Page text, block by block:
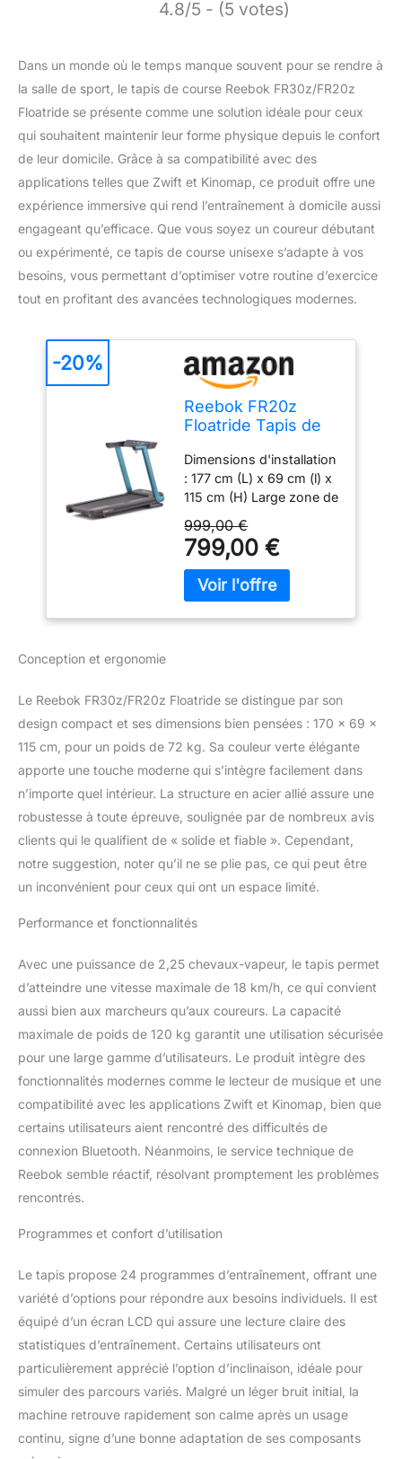
4.8/5 - (5 votes)
Dans un monde où le temps manque souvent pour se rendre à
la salle de sport, le tapis de course Reebok FR30z/FR20z
Floatride se présente comme une solution idéale pour ceux
qui souhaitent maintenir leur forme physique depuis le confort
de leur domicile. Grâce à sa compatibilité avec des
applications telles que Zwift et Kinomap, ce produit offre une
expérience immersive qui rend l’entraînement à domicile aussi
engageant qu’efficace. Que vous soyez un coureur débutant
ou expérimenté, ce tapis de course unisexe s’adapte à vos
besoins, vous permettant d’optimiser votre routine d’exercice
tout en profitant des avancées technologiques modernes.
Reebok FR20z
Floatride Tapis de
Dimensions d'installation
: 177 cm (L) x 69 cm (l) x
115 cm (H) Large zone de
cm (l) vitesse maximale
de 18km/h Charge
maximale : 120 kg
Compatible avec Zwift et
999,00 €
799,00 €
-20%
Conception et ergonomie
Le Reebok FR30z/FR20z Floatride se distingue par son
design compact et ses dimensions bien pensées : 170 x 69 x
115 cm, pour un poids de 72 kg. Sa couleur verte élégante
apporte une touche moderne qui s’intègre facilement dans
n’importe quel intérieur. La structure en acier allié assure une
robustesse à toute épreuve, soulignée par de nombreux avis
clients qui le qualifient de « solide et fiable ». Cependant,
notre suggestion, noter qu’il ne se plie pas, ce qui peut être
un inconvénient pour ceux qui ont un espace limité.
Performance et fonctionnalités
Avec une puissance de 2,25 chevaux-vapeur, le tapis permet
d’atteindre une vitesse maximale de 18 km/h, ce qui convient
aussi bien aux marcheurs qu’aux coureurs. La capacité
maximale de poids de 120 kg garantit une utilisation sécurisée
pour une large gamme d’utilisateurs. Le produit intègre des
fonctionnalités modernes comme le lecteur de musique et une
compatibilité avec les applications Zwift et Kinomap, bien que
certains utilisateurs aient rencontré des difficultés de
connexion Bluetooth. Néanmoins, le service technique de
Reebok semble réactif, résolvant promptement les problèmes
rencontrés.
Programmes et confort d’utilisation
Le tapis propose 24 programmes d’entraînement, offrant une
variété d’options pour répondre aux besoins individuels. Il est
équipé d’un écran LCD qui assure une lecture claire des
statistiques d’entraînement. Certains utilisateurs ont
particulièrement apprécié l’option d’inclinaison, idéale pour
simuler des parcours variés. Malgré un léger bruit initial, la
machine retrouve rapidement son calme après un usage
continu, signe d’une bonne adaptation de ses composants